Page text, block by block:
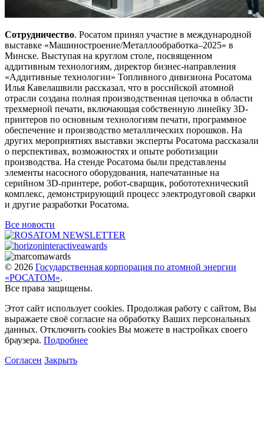
Сотрудничество. Росатом принял участие в международной
выставке «Машиностроение/Металлообработка–2025» в
Минске. Выступая на круглом столе, посвященном
аддитивным технологиям, директор бизнес-направления
«Аддитивные технологии» Топливного дивизиона Росатома
Илья Кавелашвили рассказал, что в российской атомной
отрасли создана полная производственная цепочка в области
трехмерной печати, включающая собственную линейку 3D-
принтеров по основным технологиям печати, программное
обеспечение и производство металлических порошков. На
других мероприятиях выставки эксперты Росатома рассказали
о перспективах, возможностях и опыте роботизации
производства. На стенде Росатома были представлены
элементы насосного оборудования, напечатанные на
серийном 3D-принтере, робот-сварщик, робототехнический
комплекс, демонстрирующий процесс электродуговой сварки
и другие разработки Росатома.
Все новости
© 2026 Государственная корпорация по атомной энергии
«РОСАТОМ».
Все права защищены.
Этот сайт использует cookies. Продолжая работу с сайтом, Вы
выражаете своё согласие на обработку Ваших персональных
данных. Отключить cookies Вы можете в настройках своего
браузера. Подробнее
Согласен Закрыть